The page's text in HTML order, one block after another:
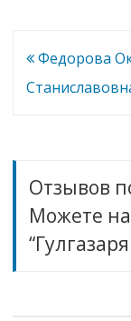
Навигация
по
Федорова
Отзывов
Можете